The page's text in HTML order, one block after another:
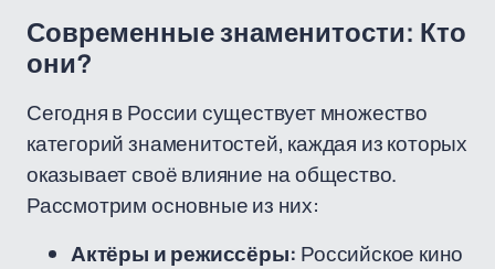
Современные знаменитости: Кто
они?
Сегодня в России существует множество
категорий знаменитостей, каждая из которых
оказывает своё влияние на общество.
Рассмотрим основные из них:
Актёры и режиссёры: Российское кино